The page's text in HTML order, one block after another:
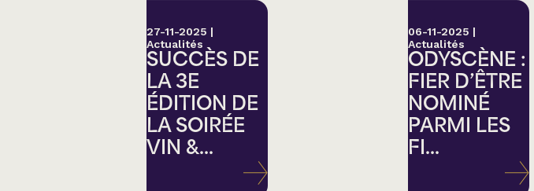
27-11-2025 |
Actualités
SUCCÈS DE
LA 3E
ÉDITION DE
LA SOIRÉE
VIN &...
06-11-2025 |
Actualités
ODYSCÈNE :
FIER D’ÊTRE
NOMINÉ
PARMI LES
FI...